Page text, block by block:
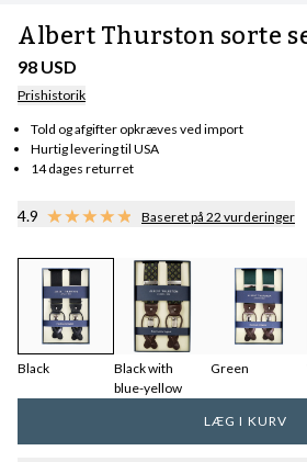
Albert Thurston sorte
98 USD
Prishistorik
Told og afgifter opkræves ved import
Hurtig levering til USA
14 dages returret
4.9 Baseret på 22 vurderinger
Black
Black with
blue-yellow
Green
LÆG I KURV